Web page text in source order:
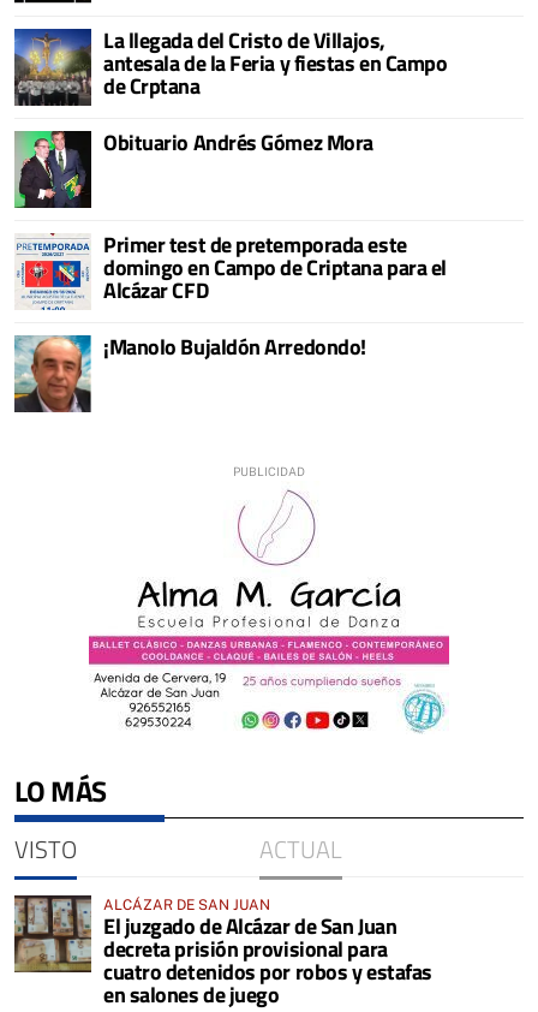
La llegada del Cristo de Villajos,
antesala de la Feria y fiestas en Campo
de Crptana
Obituario Andrés Gómez Mora
Primer test de pretemporada este
domingo en Campo de Criptana para el
Alcázar CFD
¡Manolo Bujaldón Arredondo!
LO MÁS
VISTO ACTUAL
ALCÁZAR DE SAN JUAN
El juzgado de Alcázar de San Juan
decreta prisión provisional para
cuatro detenidos por robos y estafas
en salones de juego